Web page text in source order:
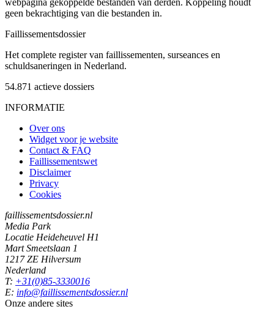
geen bekrachtiging van die bestanden in.
Faillissementsdossier
Het complete register van faillissementen, surseances en
schuldsaneringen in Nederland.
54.871 actieve dossiers
INFORMATIE
Over ons
Widget voor je website
Contact & FAQ
Faillissementswet
Disclaimer
Privacy
Cookies
faillissementsdossier.nl
Media Park
Locatie Heideheuvel H1
Mart Smeetslaan 1
1217 ZE Hilversum
Nederland
T: +31(0)85-3330016
E: info@faillissementsdossier.nl
Onze andere sites